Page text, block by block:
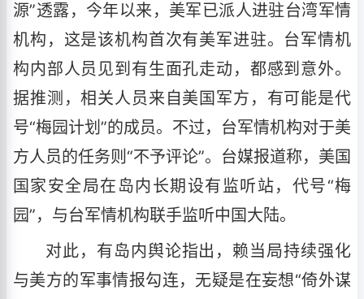
源”透露，今年以来，美军已派人进驻台湾军情
机构，这是该机构首次有美军进驻。台军情机
构内部人员见到有生面孔走动，都感到意外。
据推测，相关人员来自美国军方，有可能是代
号“梅园计划”的成员。不过，台军情机构对于美
方人员的任务则“不予评论”。台媒报道称，美国
国家安全局在岛内长期设有监听站，代号“梅
园”，与台军情机构联手监听中国大陆。
对此，有岛内舆论指出，赖当局持续强化
与美方的军事情报勾连，无疑是在妄想“倚外谋